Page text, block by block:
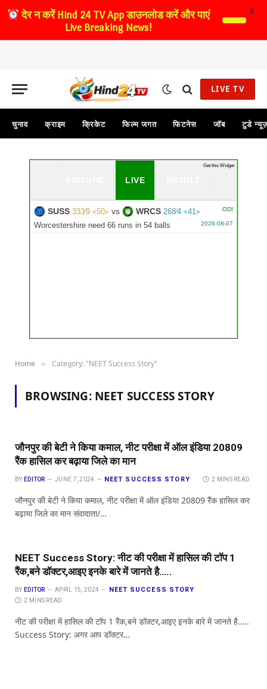
LIVE TV
चुनाव क्राइम क्रिकेट फिल्म जगत फिटनेस जॉब टुडे
...
LIVE
ODI
SUSS 333∕9 ᚜50᚛vs WRCS 268∕4 ᚜41᚛
2026-08-07
Worcestershire need 66 runs in 54 balls
Get this Widget
Home » Category: "NEET Success Story"
BROWSING: NEET SUCCESS STORY
जौनपुर की बेटी ने किया कमाल, नीट परीक्षा में ऑल इंडिया 20809
रैंक हासिल कर बढ़ाया जिले का मान
BY EDITOR JUNE 7, 2024 NEET SUCCESS STORY 2 MINS READ
जौनपुर की बेटी ने किया कमाल, नीट परीक्षा में ऑल इंडिया 20809 रैंक हासिल कर
बढ़ाया जिले का मान संवादाता/…
NEET Success Story: नीट की परीक्षा में हासिल की टॉप 1
रैंक,बने डॉक्टर,आइए इनके बारे में जानते है…..
BY EDITOR APRIL 15, 2024 NEET SUCCESS STORY
2 MINS READ
नीट की परीक्षा में हासिल की टॉप 1 रैंक,बने डॉक्टर,आइए इनके बारे में जानते है…..
Success Story: अगर आप डॉक्टर…
देर न करेंHind 24 TV App डाउनलोड करें और पाएं
Live Breaking News!
X